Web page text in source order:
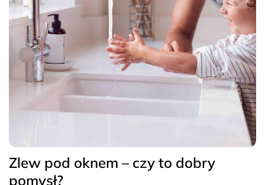
Zlew pod oknem – czy to dobry
pomysł?